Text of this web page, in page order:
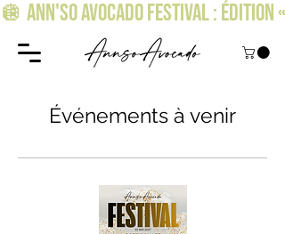
🪩 ANN'SO AVOCADO FESTIVAL :
Événements à venir